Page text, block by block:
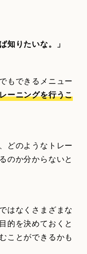
知りたいな。」
もできるメニュー
ーニングを行うこ
どのようなトレー
のか分からないと
はなくさまざまな
的を決めておくと
ことができるかも